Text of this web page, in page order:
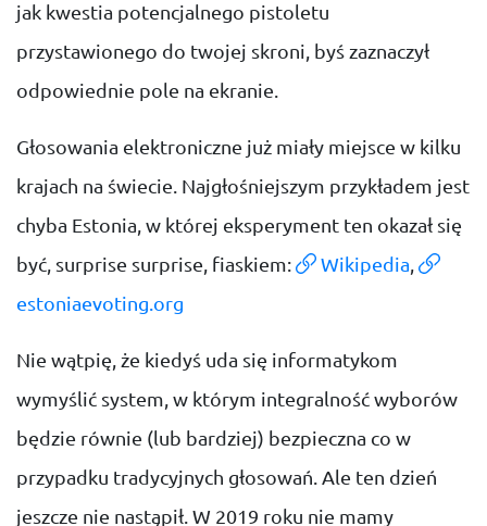
jak kwestia potencjalnego pistoletu
przystawionego do twojej skroni, byś zaznaczył
odpowiednie pole na ekranie.
Głosowania elektroniczne już miały miejsce w kilku
krajach na świecie. Najgłośniejszym przykładem jest
chyba Estonia, w której eksperyment ten okazał się
być, surprise surprise, fiaskiem:
Wikipedia,
estoniaevoting.org
Nie wątpię, że kiedyś uda się informatykom
wymyślić system, w którym integralność wyborów
będzie równie (lub bardziej) bezpieczna co w
przypadku tradycyjnych głosowań. Ale ten dzień
jeszcze nie nastąpił. W 2019 roku nie mamy